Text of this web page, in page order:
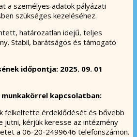
a személyes adatok pályázati
szükséges kezeléséhez.
határozatlan idejű, teljes
Stabil, barátságos és támogató
időpontja: 2025. 09. 01
kapcsolatban:
felkeltette érdeklődését és bővebb
jutni, kérjük keresse az intézmény
a 06-20-2499646 telefonszámon.